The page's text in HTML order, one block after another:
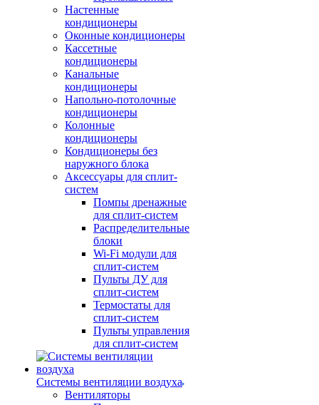
Настенные
кондиционеры
Оконные кондиционеры
Кассетные
кондиционеры
Канальные
кондиционеры
Напольно-потолочные
кондиционеры
Колонные
кондиционеры
Кондиционеры без
наружного блока
Аксессуары для сплит-
систем
Помпы дренажные
для сплит-систем
Распределительные
блоки
Wi-Fi модули для
сплит-систем
Пульты ДУ для
сплит-систем
Термостаты для
сплит-систем
Пульты управления
для сплит-систем
Системы вентиляции воздуха
Вентиляторы